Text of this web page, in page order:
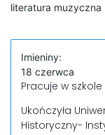
literatura muzyczna
Imieniny:
18 czerwca
Pracuje w
Ukończyła
Historyczny-